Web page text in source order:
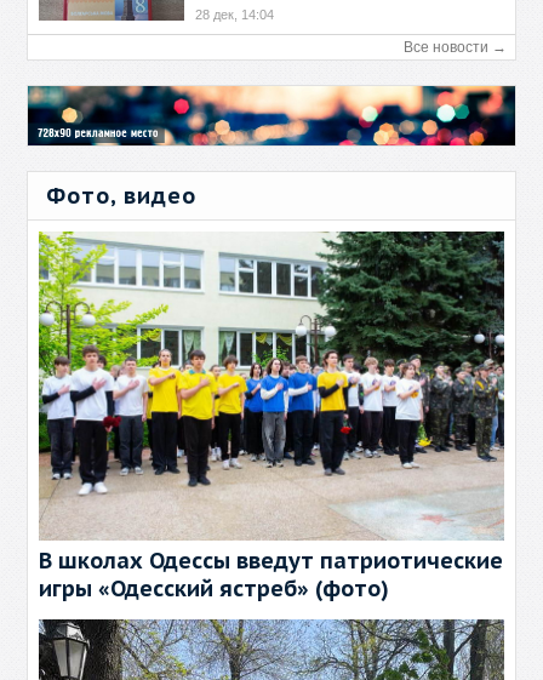
28 дек, 14:04
Все новости →
Фото, видео
В школах Одессы введут патриотические
игры «Одесский ястреб» (фото)